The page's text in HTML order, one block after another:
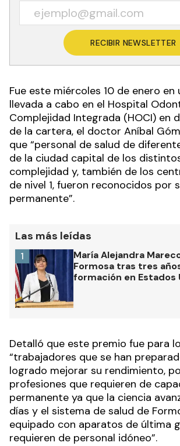
RECIBIR NEWSLETTER
Fue este miércoles 10 de enero en
llevada a cabo en el Hospital
Complejidad Integrada (HOCI) en
de la cartera, el doctor Aníbal
que “personal de salud de
de la ciudad capital de los
complejidad y, también de los
de nivel 1, fueron reconocidos por
permanente”.
Las más leídas
María Alejandra
Formosa tras tres
formación en Estados
1
Detalló que este premio fue para
“trabajadores que se han
logrado mejorar su rendimiento,
profesiones que requieren de
permanente ya que la ciencia
días y el sistema de salud de
equipado con aparatos de última
requieren de personal idóneo”.